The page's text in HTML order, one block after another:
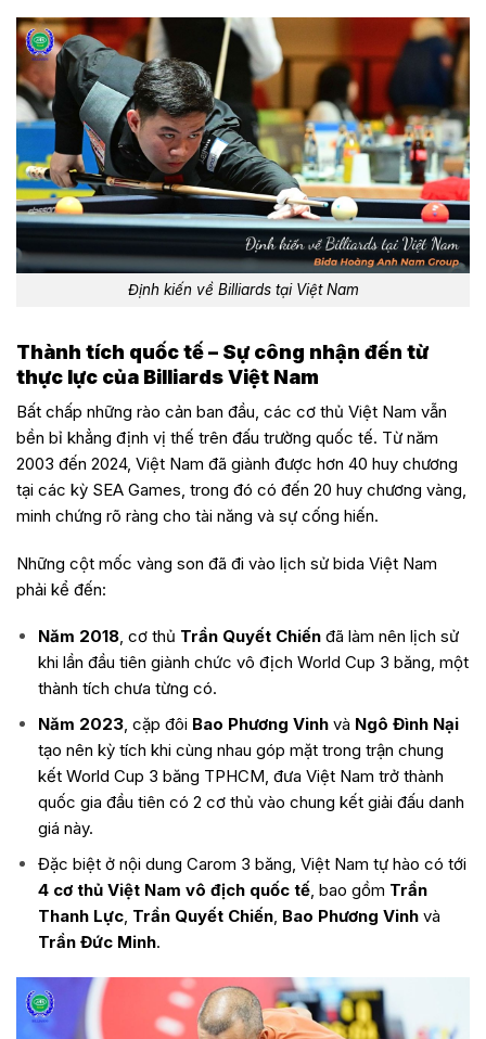
Định kiến về Billiards tại Việt Nam
Thành tích quốc tế – Sự công nhận đến từ
thực lực của Billiards Việt Nam
Bất chấp những rào cản ban đầu, các cơ thủ Việt Nam vẫn
bền bỉ khẳng định vị thế trên đấu trường quốc tế. Từ năm
2003 đến 2024, Việt Nam đã giành được hơn 40 huy chương
tại các kỳ SEA Games, trong đó có đến 20 huy chương vàng,
minh chứng rõ ràng cho tài năng và sự cống hiến.
Những cột mốc vàng son đã đi vào lịch sử bida Việt Nam
phải kể đến:
Năm 2018, cơ thủ Trần Quyết Chiếnđã làm nên lịch sử
khi lần đầu tiên giành chức vô địch World Cup 3 băng, một
thành tích chưa từng có.
Năm 2023, cặp đôi Bao Phương Vinhvà Ngô Đình Nại
tạo nên kỳ tích khi cùng nhau góp mặt trong trận chung
kết World Cup 3 băng TPHCM, đưa Việt Nam trở thành
quốc gia đầu tiên có 2 cơ thủ vào chung kết giải đấu danh
giá này.
Đặc biệt ở nội dung Carom 3 băng, Việt Nam tự hào có tới
4 cơ thủ Việt Nam vô địch quốc tế, bao gồm Trần
Thanh Lực, Trần Quyết Chiến, Bao Phương Vinhvà
Trần Đức Minh.